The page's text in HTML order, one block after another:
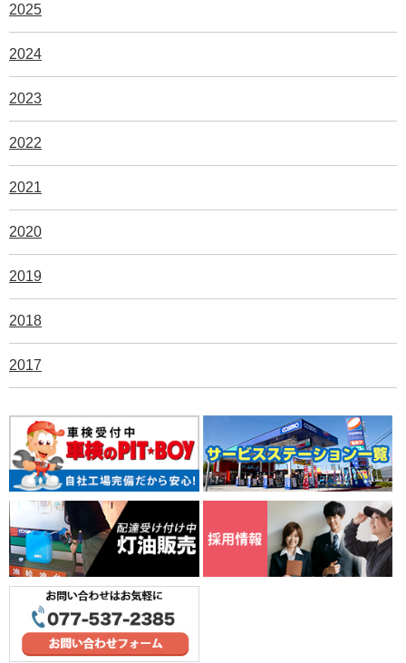
2025
2024
2023
2022
2021
2020
2019
2018
2017